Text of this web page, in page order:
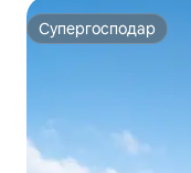
Супергосподар
Супергосподар